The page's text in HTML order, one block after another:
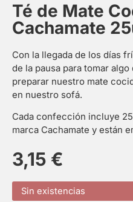
Té de Mate
Cachamate
Con la llegada de los días
de la pausa para tomar
preparar nuestro mate
en nuestro sofá.
Cada confección incluye
marca Cachamate y están
3,15 €
Sin existencias